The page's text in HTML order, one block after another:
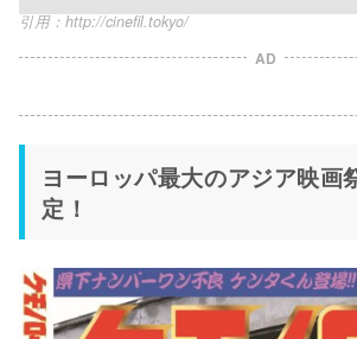
引用：http://cinefil.tokyo/
AD
ヨーロッパ最大のアジア映画
定！